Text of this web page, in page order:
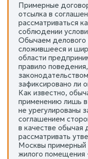
Примерные
отсылка в
рассматриваться
соблюдении
Обычаем делового
сложившееся и
области
правило
зафиксировано ли
Как известно,
применению лишь
не урегулированы
соглашением
в качестве обычая
рассматривать
Москвы примерный
жилого помещения